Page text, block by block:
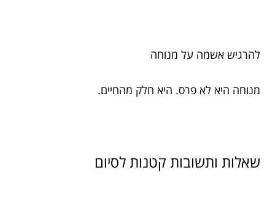
להרגיש אשמה על מנוחה
מנוחה היא לא פרס. היא חלק מהחיים.
שאלות ותשובות קטנות לסיום